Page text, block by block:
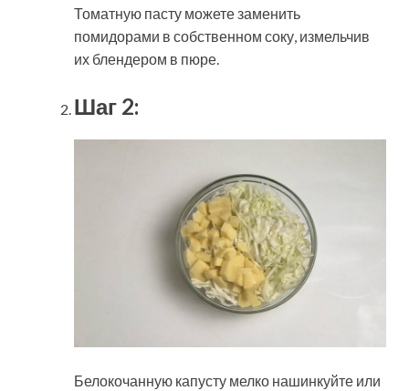
Томатную пасту можете заменить
помидорами в собственном соку, измельчив
их блендером в пюре.
Шаг 2:
Белокочанную капусту мелко нашинкуйте или